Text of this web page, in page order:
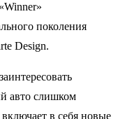
поколения
Design.
авто слишком
в себя новые